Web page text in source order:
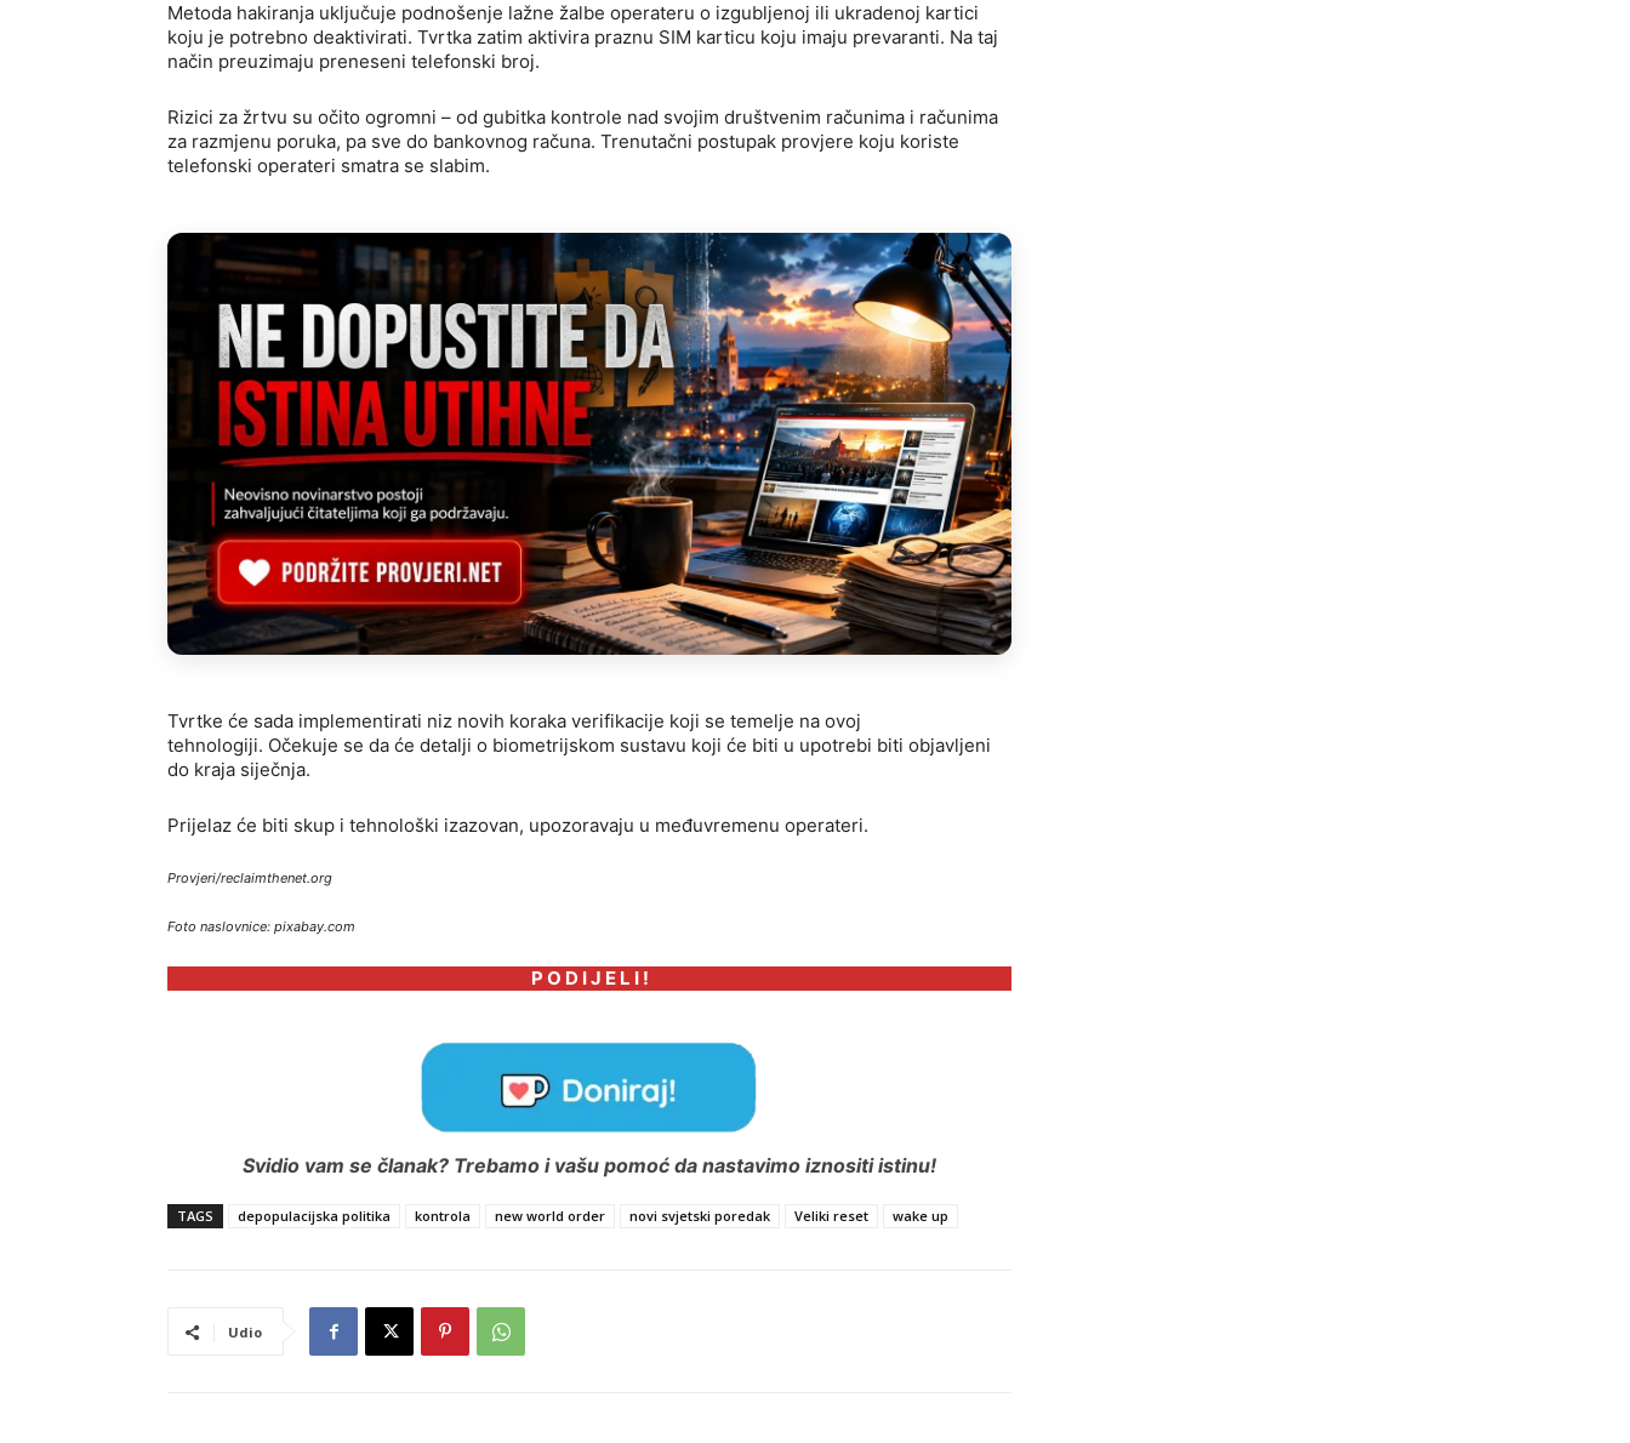
Metoda hakiranja uključuje podnošenje lažne žalbe operateru o izgubljenoj ili ukradenoj kartici
koju je potrebno deaktivirati. Tvrtka zatim aktivira praznu SIM karticu koju imaju prevaranti. Na taj
način preuzimaju preneseni telefonski broj.
Rizici za žrtvu su očito ogromni – od gubitka kontrole nad svojim društvenim računima i računima
za razmjenu poruka, pa sve do bankovnog računa. Trenutačni postupak provjere koju koriste
telefonski operateri smatra se slabim.
Tvrtke će sada implementirati niz novih koraka verifikacije koji se temelje na ovoj
tehnologiji. Očekuje se da će detalji o biometrijskom sustavu koji će biti u upotrebi biti objavljeni
do kraja siječnja.
Prijelaz će biti skup i tehnološki izazovan, upozoravaju u međuvremenu operateri.
Provjeri/reclaimthenet.org
Foto naslovnice: pixabay.com
P O D I J E L I !
Svidio vam se članak? Trebamo i vašu pomoć da nastavimo iznositi istinu!
TAGS depopulacijska politika kontrola new world order novi svjetski poredak Veliki reset wake up
Udio